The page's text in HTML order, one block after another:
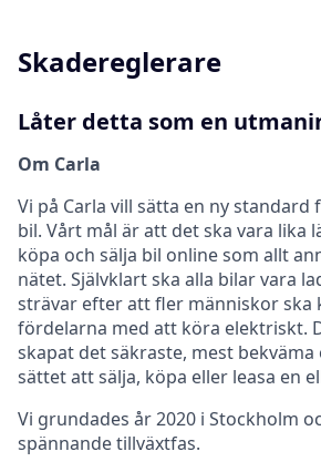
Skadereglerare
Låter detta som en
Om Carla
Vi på Carla vill sätta en ny
bil. Vårt mål är att det ska vara lika
köpa och sälja bil online som allt
nätet. Självklart ska alla bilar vara
strävar efter att fler människor ska
fördelarna med att köra elektriskt.
skapat det säkraste, mest
sättet att sälja, köpa eller leasa en
Vi grundades år 2020 i Stockholm
spännande tillväxtfas.